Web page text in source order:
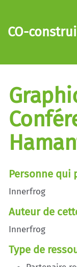
Aller au
CO-
Personne qui
Innerfrog
Auteur de
Innerfrog
Type de